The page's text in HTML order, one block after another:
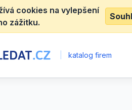
cookies na vylepšení
zážitku.
katalog firem